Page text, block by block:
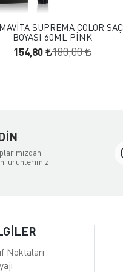
SUPREMA COLOR SAÇ
BOYASI 60ML PİNK
154,80 180,00
ürünlerimizi
Noktaları